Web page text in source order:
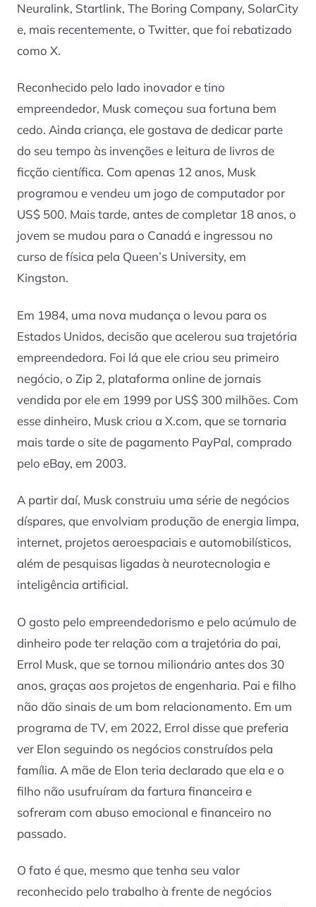
Neuralink, Startlink, The Boring Company, SolarCity
e, mais recentemente, o Twitter, que foi rebatizado
como X.
Reconhecido pelo lado inovador e tino
empreendedor, Musk começou sua fortuna bem
cedo. Ainda criança, ele gostava de dedicar parte
do seu tempo às invenções e leitura de livros de
ficção científica. Com apenas 12 anos, Musk
programou e vendeu um jogo de computador por
US$ 500. Mais tarde, antes de completar 18 anos, o
jovem se mudou para o Canadá e ingressou no
curso de física pela Queen’s University, em
Kingston.
Em 1984, uma nova mudança o levou para os
Estados Unidos, decisão que acelerou sua trajetória
empreendedora. Foi lá que ele criou seu primeiro
negócio, o Zip 2, plataforma online de jornais
vendida por ele em 1999 por US$ 300 milhões. Com
esse dinheiro, Musk criou a X.com, que se tornaria
mais tarde o site de pagamento PayPal, comprado
pelo eBay, em 2003.
A partir daí, Musk construiu uma série de negócios
díspares, que envolviam produção de energia limpa,
internet, projetos aeroespaciais e automobilísticos,
além de pesquisas ligadas à neurotecnologia e
inteligência artificial.
O gosto pelo empreendedorismo e pelo acúmulo de
dinheiro pode ter relação com a trajetória do pai,
Errol Musk, que se tornou milionário antes dos 30
anos, graças aos projetos de engenharia. Pai e filho
não dão sinais de um bom relacionamento. Em um
programa de TV, em 2022, Errol disse que preferia
ver Elon seguindo os negócios construídos pela
família. A mãe de Elon teria declarado que ela e o
filho não usufruíram da fartura financeira e
sofreram com abuso emocional e financeiro no
passado.
O fato é que, mesmo que tenha seu valor
reconhecido pelo trabalho à frente de negócios